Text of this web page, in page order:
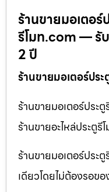
ร้านขายมอเตอร์
รีโมท.com — รั
2 ปี
ร้านขายมอเตอร์ปร
ร้านขายมอเตอร์ประ
ร้านขายอะไหล่ประตู
ร้านขายมอเตอร์ประ
เดียวโดยไม่ต้องรอข